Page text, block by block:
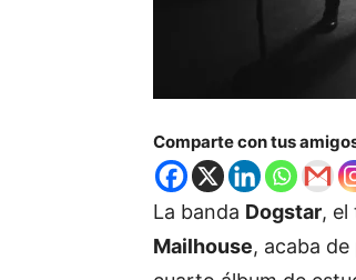
Comparte con tus
La banda Dogstar, el
Mailhouse, acaba